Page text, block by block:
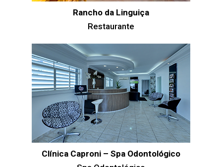
Rancho da Linguiça
Restaurante
Clínica Caproni – Spa Odontológico